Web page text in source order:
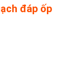
đáp ốp